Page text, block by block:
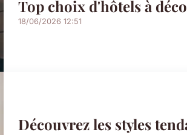
Top choix d'hôtels à
18/06/2026 12:51
Découvrez les styles